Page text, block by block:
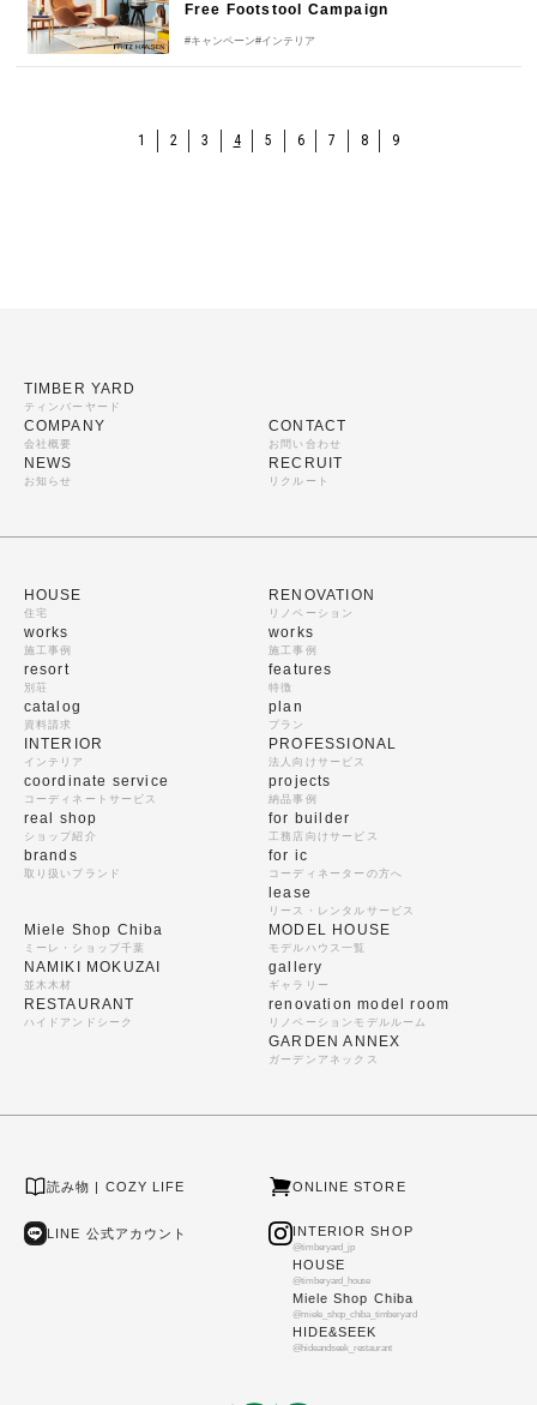
Free Footstool Campaign
#キャンペーン#インテリア
1 2 3 4 5 6 7 8 9
TIMBER YARD
ティンバーヤード
COMPANY
会社概要
NEWS
お知らせ
CONTACT
お問い合わせ
RECRUIT
リクルート
HOUSE
住宅
works
施工事例
resort
別荘
catalog
資料請求
RENOVATION
リノベーション
works
施工事例
features
特徴
plan
プラン
INTERIOR
インテリア
coordinate service
コーディネートサービス
real shop
ショップ紹介
brands
取り扱いブランド
PROFESSIONAL
法人向けサービス
projects
納品事例
for builder
工務店向けサービス
for ic
コーディネーターの方へ
lease
リース・レンタルサービス
Miele Shop Chiba
ミーレ・ショップ千葉
NAMIKI MOKUZAI
並木木材
RESTAURANT
ハイドアンドシーク
MODEL HOUSE
モデルハウス一覧
gallery
ギャラリー
renovation model room
リノベーションモデルルーム
GARDEN ANNEX
ガーデンアネックス
読み物 | COZY LIFE ONLINE STORE
LINE 公式アカウント INTERIOR SHOP
@timberyard_jp
HOUSE
@timberyard_house
Miele Shop Chiba
@miele_shop_chiba_timberyard
HIDE&SEEK
@hideandseek_restaurant